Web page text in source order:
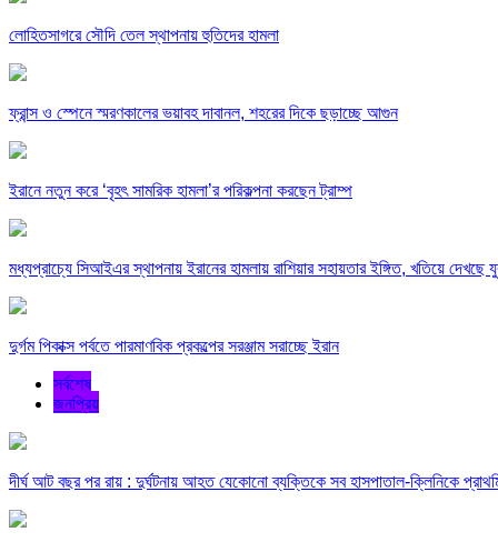
লোহিতসাগরে সৌদি তেল স্থাপনায় হুতিদের হামলা
ফ্রান্স ও স্পেনে স্মরণকালের ভয়াবহ দাবানল, শহরের দিকে ছড়াচ্ছে আগুন
ইরানে নতুন করে ‘বৃহৎ সামরিক হামলা’র পরিকল্পনা করছেন ট্রাম্প
মধ্যপ্রাচ্যে সিআইএর স্থাপনায় ইরানের হামলায় রাশিয়ার সহায়তার ইঙ্গিত, খতিয়ে দেখছে
দুর্গম পিকাক্স পর্বতে পারমাণবিক প্রকল্পের সরঞ্জাম সরাচ্ছে ইরান
সর্বশেষ
জনপ্রিয়
দীর্ঘ আট বছর পর রায় : দুর্ঘটনায় আহত যেকোনো ব্যক্তিকে সব হাসপাতাল-ক্লিনিকে প্রাথমিক